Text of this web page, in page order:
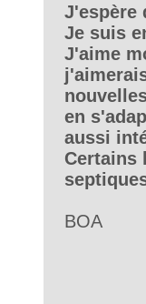
J'espère
Je suis
J'aime
en
aussi
Certains
BOA